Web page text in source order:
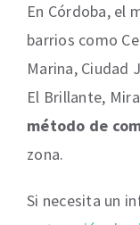
En Córdoba, el
barrios como
Marina, Ciudad
El Brillante,
método de
zona.
Si necesita un